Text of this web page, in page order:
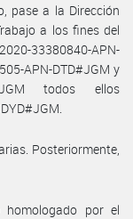
pase a la Dirección
a los fines del
33380840-APN-
APN-DTD#JGM y
todos ellos
Posteriormente,
homologado por el